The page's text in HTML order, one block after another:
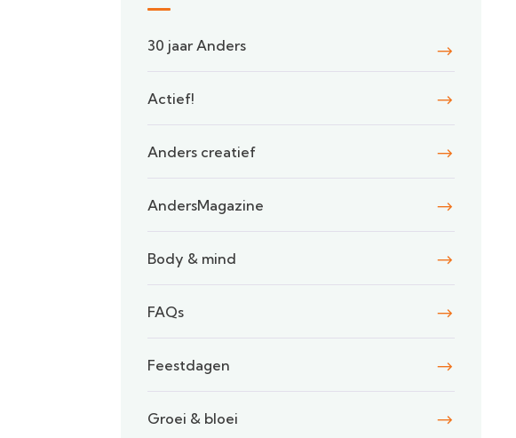
30 jaar Anders
Actief!
Anders creatief
AndersMagazine
Body & mind
FAQs
Feestdagen
Groei & bloei